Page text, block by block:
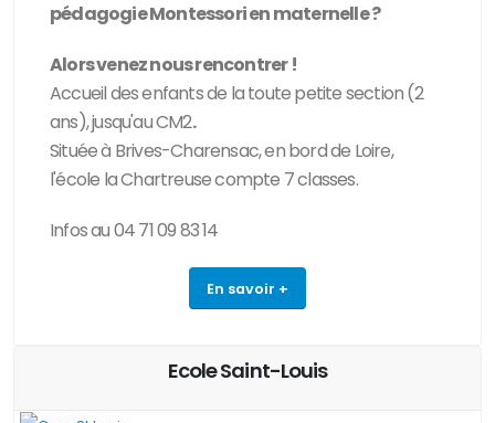
pédagogie Montessorien maternelle?
Alors venez nous rencontrer !
Accueil des enfants de la toute petite section (2
ans), jusqu'au CM2.
Située à Brives-Charensac, en bord de Loire,
l'école la Chartreuse compte 7 classes.
Infos au 04 71 09 83 14
En savoir +
Ecole Saint-Louis